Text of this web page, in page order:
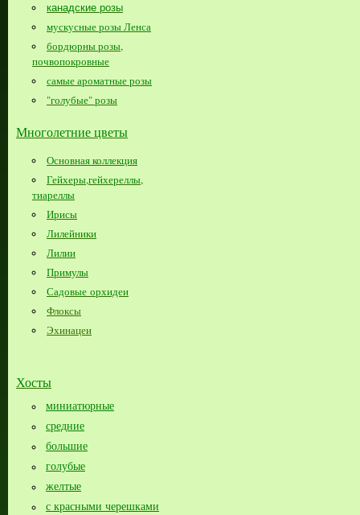
канадские розы
мускусные розы Ленса
бордюрны розы,
почвопокровные
самые ароматные розы
"голубые" розы
Многолетние цветы
Основная коллекция
Гейхеры,гейхереллы,
тиареллы
Ирисы
Лилейники
Лилии
Примулы
Садовые орхидеи
Флоксы
Эхинацеи
Хосты
миниатюрные
средние
большие​
голубые
желтые
с красными черешками